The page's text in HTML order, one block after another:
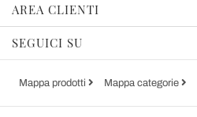
AREA CLIENTI
SEGUICI SU
Mappa prodotti Mappa categorie